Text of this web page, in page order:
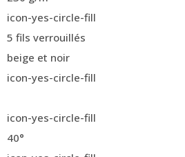
icon-yes-circle-fill
5 fils verrouillés
beige et noir
icon-yes-circle-fill
icon-yes-circle-fill
40°